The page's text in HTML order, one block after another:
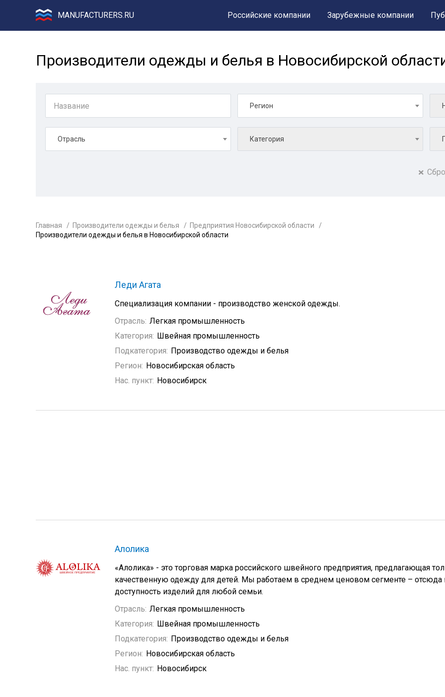
MANUFACTURERS.RU Российские компании Зарубежные компании
Производители одежды и белья в Новосибирской
Регион
Отрасль Категория
Главная Производители одежды и белья
Предприятия Новосибирской области
Производители одежды и белья в Новосибирской области
Леди Агата
Специализация компании - производство женской одежды.
Отрасль: Легкая промышленность
Категория: Швейная промышленность
Подкатегория: Производство одежды и белья
Регион: Новосибирская область
Нас. пункт: Новосибирск
Алолика
«Алолика» - это торговая марка российского швейного предприятия, предлагающая
качественную одежду для детей. Мы работаем в среднем ценовом сегменте – отсюда
доступность изделий для любой семьи.
Отрасль: Легкая промышленность
Категория: Швейная промышленность
Подкатегория: Производство одежды и белья
Регион: Новосибирская область
Нас. пункт: Новосибирск